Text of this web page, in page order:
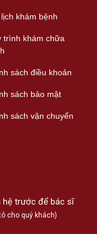
khám bệnh
trình khám chữa
sách điều khoản
sách bảo mật
sách vận chuyển
hệ trước để bác sĩ
cho quý khách)